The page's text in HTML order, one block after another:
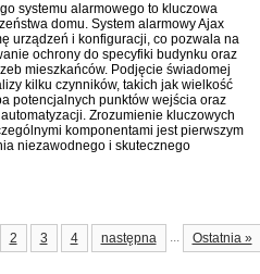
systemu alarmowego to kluczowa
domu. System alarmowy Ajax
urządzeń i konfiguracji, co pozwala na
ochrony do specyfiki budynku oraz
mieszkańców. Podjęcie świadomej
kilku czynników, takich jak wielkość
potencjalnych punktów wejścia oraz
Zrozumienie kluczowych
komponentami jest pierwszym
niezawodnego i skutecznego
2 3 4 następna ... Ostatnia »